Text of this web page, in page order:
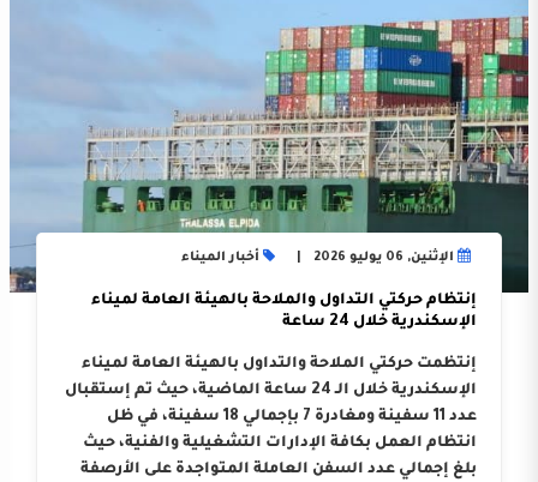
الإثنين, 06 يوليو 2026 أخبار الميناء
إنتظام حركتي التداول والملاحة بالهيئة العامة لميناء
الإسكندرية خلال 24 ساعة
إنتظمت حركتي الملاحة والتداول بالهيئة العامة لميناء
الإسكندرية خلال الـ 24 ساعة الماضية، حيث تم إستقبال
عدد 11 سفينة ومغادرة 7 بإجمالي 18 سفينة، في ظل
انتظام العمل بكافة الإدارات التشغيلية والفنية، حيث
بلغ إجمالي عدد السفن العاملة المتواجدة على الأرصفة